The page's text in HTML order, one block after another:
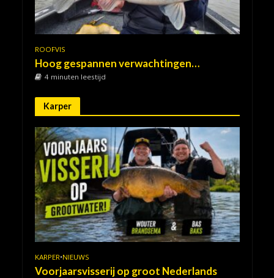
ROOFVIS
Hoog gespannen verwachtingen…
4 minuten leestijd
Karper
KARPER•NIEUWS
Voorjaarsvisserij op groot Nederlands